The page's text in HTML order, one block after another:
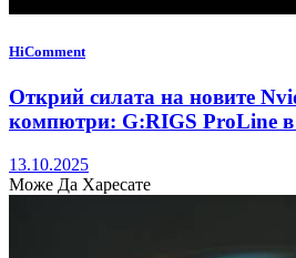
HiComment
Открий силата на новите
компютри: G:RIGS ProLine в
13.10.2025
Може Да Харесате